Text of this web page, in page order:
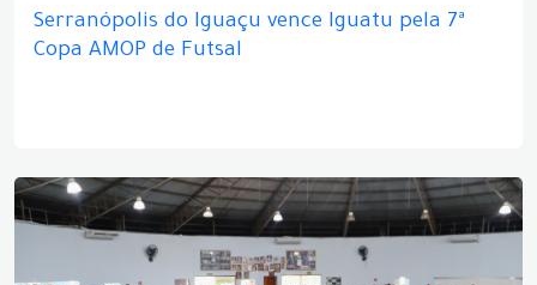
Serranópolis do Iguaçu vence Iguatu pela 7ª
Copa AMOP de Futsal